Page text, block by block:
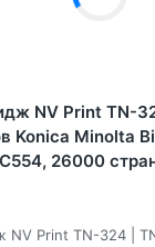
NV Print TN-
Konica Minolta
26000
NV Print TN-324 |